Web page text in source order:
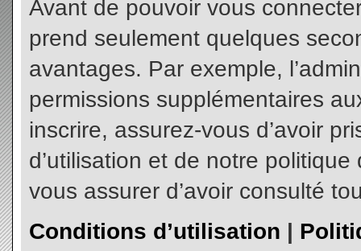
Avant de pouvoir vous
prend seulement quelques
avantages. Par exemple,
permissions supplémentaires
inscrire, assurez-vous d’avoir
d’utilisation et de notre
vous assurer d’avoir consulté
Conditions d’utilisation |